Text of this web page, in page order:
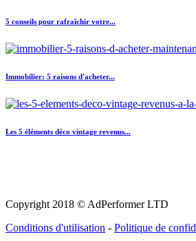
5 conseils pour rafraîchir votre...
Immobilier: 5 raisons d'acheter...
Les 5 éléments déco vintage revenus...
Copyright 2018 © AdPerformer LTD
Conditions d'utilisation - Politique de